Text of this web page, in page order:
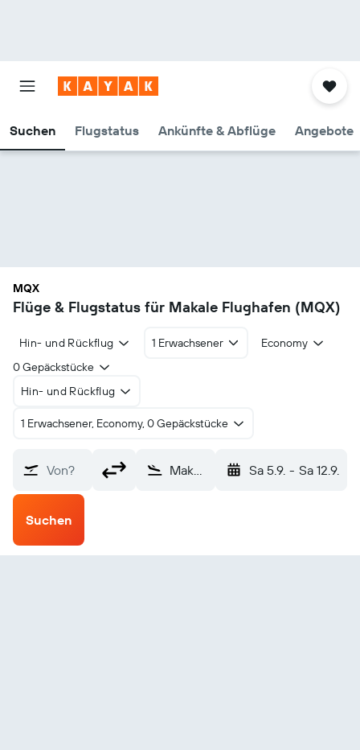
Suchen Flugstatus Ankünfte & Abflüge Angebote
MQX
Flüge & Flugstatus für Makale Flughafen (MQX)
Hin- und Rückflug 1 Erwachsener
Economy
0 Gepäckstücke
Hin- und Rückflug
1 Erwachsener, Economy, 0 Gepäckstücke
Von? Makale (MQX) Sa 5.9. - Sa 12.9.
Suchen